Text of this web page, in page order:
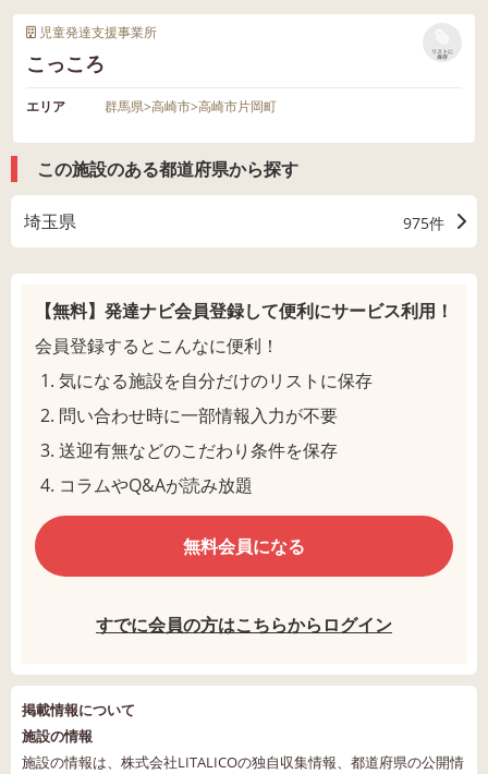
児童発達支援事業所
こっころ
リストに
保存
エリア 群馬県>高崎市>高崎市片岡町
この施設のある都道府県から探す
埼玉県 975件
【無料】発達ナビ会員登録して便利にサービス利用！
会員登録するとこんなに便利！
気になる施設を自分だけのリストに保存
問い合わせ時に一部情報入力が不要
送迎有無などのこだわり条件を保存
コラムやQ&Aが読み放題
無料会員になる
すでに会員の方はこちらからログイン
掲載情報について
施設の情報
施設の情報は、株式会社LITALICOの独自収集情報、都道府県の公開情